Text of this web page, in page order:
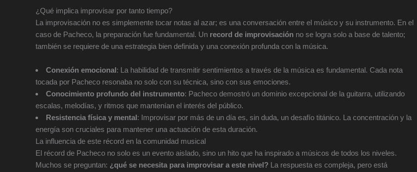
¿Qué implica improvisar por tanto tiempo?
La improvisación no es simplemente tocar notas al azar; es una conversación entre el músico y su instrumento. En el
caso de Pacheco, la preparación fue fundamental. Un record de improvisación no se logra solo a base de talento;
también se requiere de una estrategia bien definida y una conexión profunda con la música.
Conexión emocional: La habilidad de transmitir sentimientos a través de la música es fundamental. Cada nota
tocada por Pacheco resonaba no solo con su técnica, sino con sus emociones.
Conocimiento profundo del instrumento: Pacheco demostró un dominio excepcional de la guitarra, utilizando
escalas, melodías, y ritmos que mantenían el interés del público.
Resistencia física y mental: Improvisar por más de un día es, sin duda, un desafío titánico. La concentración y la
energía son cruciales para mantener una actuación de esta duración.
La influencia de este récord en la comunidad musical
El récord de Pacheco no solo es un evento aislado, sino un hito que ha inspirado a músicos de todos los niveles.
Muchos se preguntan: ¿qué se necesita para improvisar a este nivel? La respuesta es compleja, pero está